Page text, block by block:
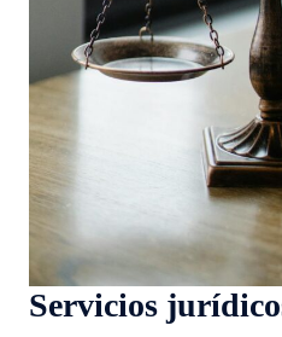
Servicios